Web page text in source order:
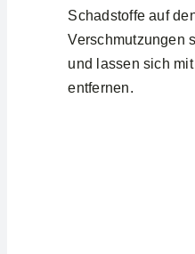
Schadstoffe auf
Verschmutzungen
und lassen sich
entfernen.